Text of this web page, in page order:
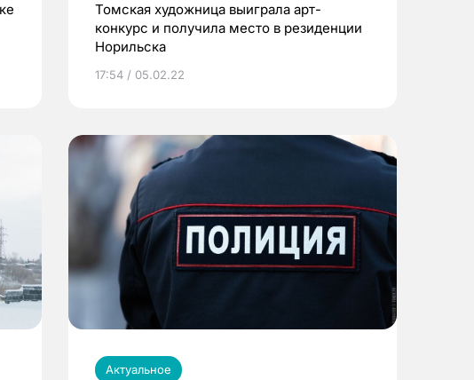
Томская художница выиграла арт-
конкурс и получила место в резиденции
Норильска
17:54 / 05.02.22
Актуальное